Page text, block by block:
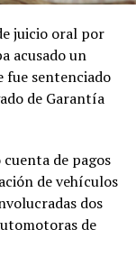
juicio oral por
acusado un
sentenciado
de Garantía
de pagos
de vehículos
dos
de